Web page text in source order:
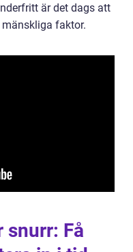
är det dags att
faktor.
snurr: Få